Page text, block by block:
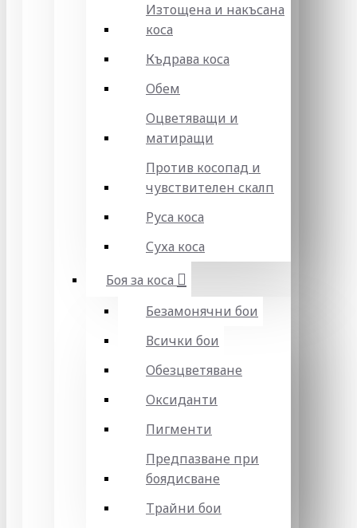
Изтощена и накъсана
коса
Къдрава коса
Обем
Оцветяващи и
матиращи
Против косопад и
чувствителен скалп
Руса коса
Суха коса
Боя за коса
Безамонячни бои
Всички бои
Обезцветяване
Оксиданти
Пигменти
Предпазване при
боядисване
Трайни бои